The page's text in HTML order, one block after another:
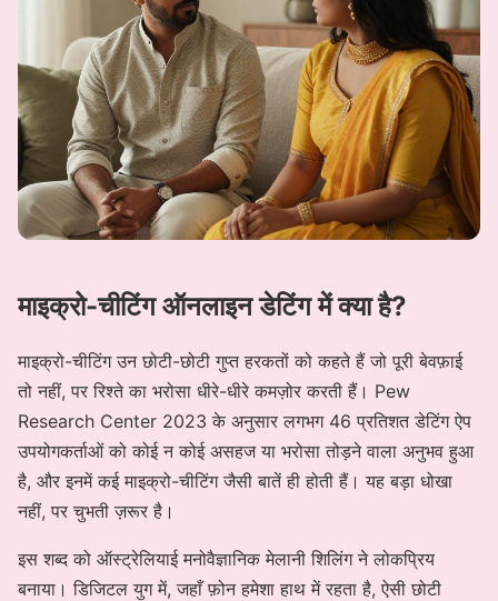
माइक्रो-चीटिंग ऑनलाइन डेटिंग में क्या है?
माइक्रो-चीटिंग उन छोटी-छोटी गुप्त हरकतों को कहते हैं जो पूरी बेवफ़ाई
तो नहीं, पर रिश्ते का भरोसा धीरे-धीरे कमज़ोर करती हैं। Pew
Research Center 2023 के अनुसार लगभग 46 प्रतिशत डेटिंग ऐप
उपयोगकर्ताओं को कोई न कोई असहज या भरोसा तोड़ने वाला अनुभव हुआ
है, और इनमें कई माइक्रो-चीटिंग जैसी बातें ही होती हैं। यह बड़ा धोखा
नहीं, पर चुभती ज़रूर है।
इस शब्द को ऑस्ट्रेलियाई मनोवैज्ञानिक मेलानी शिलिंग ने लोकप्रिय
बनाया। डिजिटल युग में, जहाँ फ़ोन हमेशा हाथ में रहता है, ऐसी छोटी